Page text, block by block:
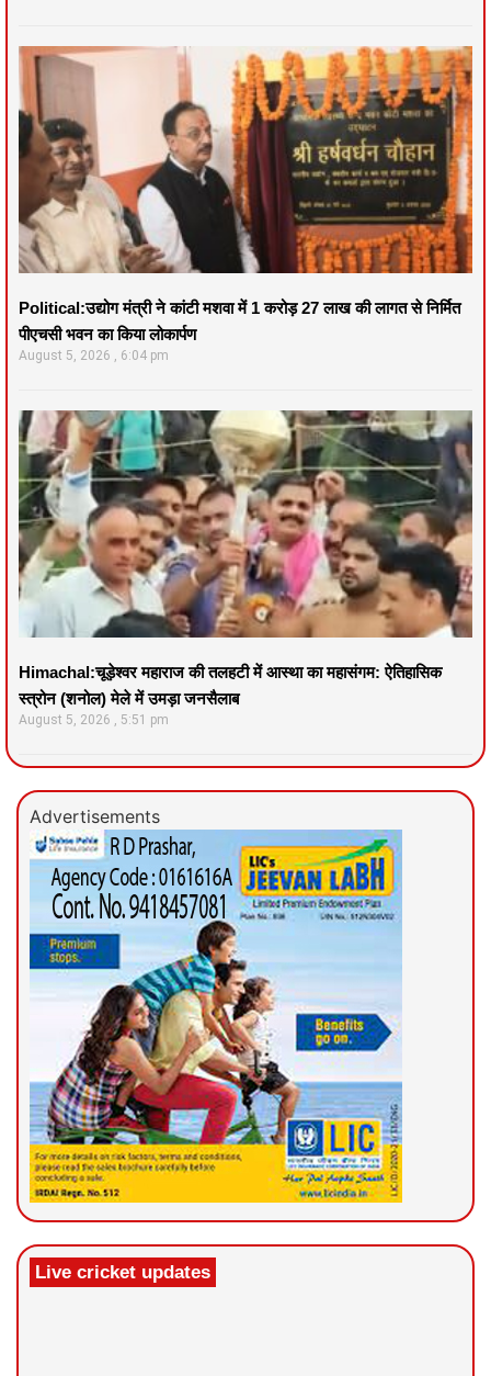
Political:उद्योग मंत्री ने कांटी मशवा में 1 करोड़ 27 लाख की लागत से निर्मित
पीएचसी भवन का किया लोकार्पण
August 5, 2026 6:04 pm
Himachal:चूड़ेश्वर महाराज की तलहटी में आस्था का महासंगम: ऐतिहासिक
स्त्रोन (शनोल) मेले में उमड़ा जनसैलाब
August 5, 2026 5:51 pm
Advertisements
Live cricket updates